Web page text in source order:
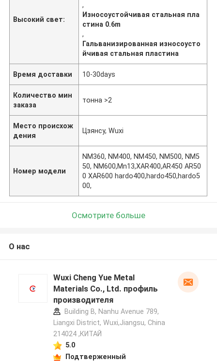
Высокий свет:
,
Износоустойчивая стальная пла
стина 0.6m
,
Гальванизированная износоусто
йчивая стальная пластина
Время доставки 10-30days
Количество мин
заказа
тонна >2
Место происхож
дения
Цзянсу, Wuxi
Номер модели
NM360, NM400, NM450, NM500, NM5
50, NM600,Mn13,XAR400,AR450 AR50
0 XAR600 hardo400,hardo450,hardo5
00,
Осмотрите больше
О нас
Wuxi Cheng Yue Metal
Materials Co., Ltd. профиль
производителя
Building B, Nanhu Avenue 789,
Liangxi District, Wuxi,Jiangsu, China
214024 ,КИТАЙ
5.0
Подтверженный